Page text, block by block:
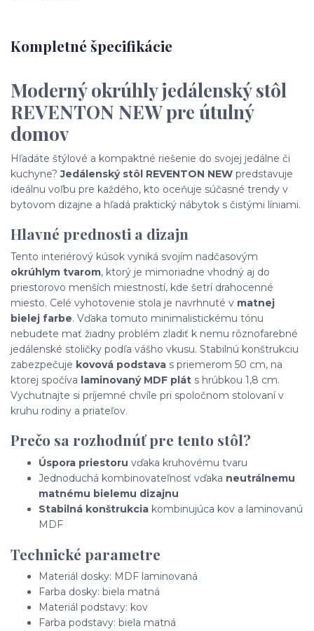
Kompletné špecifikácie
Moderný okrúhly jedálenský stôl
REVENTON NEW pre útulný
domov
Hľadáte štýlové a kompaktné riešenie do svojej jedálne či
kuchyne?Jedálenský stôl REVENTON NEW predstavuje
ideálnu voľbu pre každého, kto oceňuje súčasné trendy v
bytovom dizajne a hľadá praktický nábytok s čistými líniami.
Hlavné prednosti a dizajn
Tento interiérový kúsok vyniká svojím nadčasovým
okrúhlym tvarom, ktorý je mimoriadne vhodný aj do
priestorovo menších miestností, kde šetrí drahocenné
miesto. Celé vyhotovenie stola je navrhnuté v matnej
bielej farbe. Vďaka tomuto minimalistickému tónu
nebudete mať žiadny problém zladiť k nemu rôznofarebné
jedálenské stoličky podľa vášho vkusu. Stabilnú konštrukciu
zabezpečuje kovová podstava s priemerom 50 cm, na
ktorej spočíva laminovaný MDF plát s hrúbkou 1,8 cm.
Vychutnajte si príjemné chvíle pri spoločnom stolovaní v
kruhu rodiny a priateľov.
Prečo sa rozhodnúť pre tento stôl?
Úspora priestoru vďaka kruhovému tvaru
Jednoduchá kombinovateľnosť vďaka neutrálnemu
matnému bielemu dizajnu
Stabilná konštrukcia kombinujúca kov a laminovanú
MDF
Technické parametre
Materiál dosky: MDF laminovaná
Farba dosky: biela matná
Materiál podstavy: kov
Farba podstavy: biela matná